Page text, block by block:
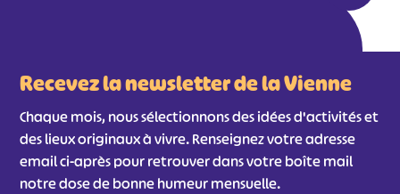
Recevez la newsletter de la Vienne
Chaque mois, nous sélectionnons des idées d'activités et
des lieux originaux à vivre. Renseignez votre adresse
email ci-après pour retrouver dans votre boîte mail
notre dose de bonne humeur mensuelle.